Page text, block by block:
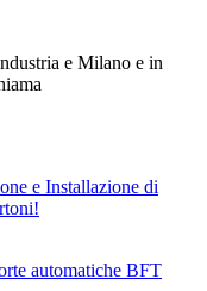
e Milano e in
e Installazione di
automatiche BFT